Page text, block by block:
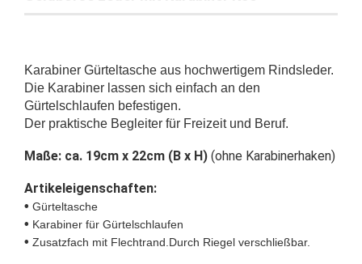
Karabiner Gürteltasche aus hochwertigem Rindsleder.
Die Karabiner lassen sich einfach an den
Gürtelschlaufen befestigen.
Der praktische Begleiter für Freizeit und Beruf.
Maße: ca. 19cm x 22cm (B x H) (ohne Karabinerhaken)
Artikeleigenschaften:
• Gürteltasche
• Karabiner für Gürtelschlaufen
• Zusatzfach mit Flechtrand.Durch Riegel verschließbar.